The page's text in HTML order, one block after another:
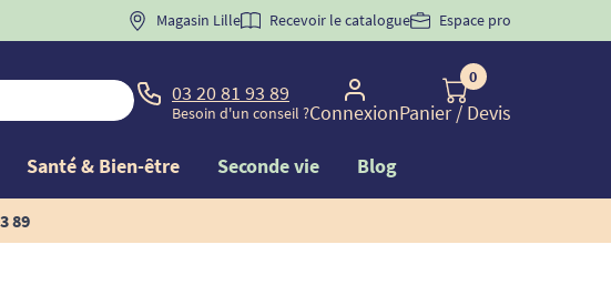
BIENVENUE" pourla 1ère commande d'incontinence
Magasin Lille Recevoir le catalogue Espace pro
03 20 81 93 89
Besoin d'un conseil ?Connexion
0
Panier/ Devis
Santé & Bien-être Seconde vie Blog
89